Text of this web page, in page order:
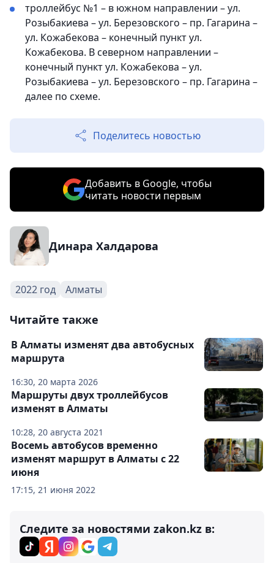
троллейбус №1 – в южном направлении – ул.
Розыбакиева – ул. Березовского – пр. Гагарина –
ул. Кожабекова – конечный пункт ул.
Кожабекова. В северном направлении –
конечный пункт ул. Кожабекова – ул.
Розыбакиева – ул. Березовского – пр. Гагарина –
далее по схеме.
Поделитесь новостью
Добавить в Google, чтобы
читать новости первым
Динара Халдарова
2022 год Алматы
Читайте также
16:30, 20 марта 2026
В Алматы изменят два автобусных
маршрута
10:28, 20 августа 2021
Маршруты двух троллейбусов
изменят в Алматы
17:15, 21 июня 2022
Восемь автобусов временно
изменят маршрут в Алматы с 22
июня
Следите за новостями zakon.kz в: